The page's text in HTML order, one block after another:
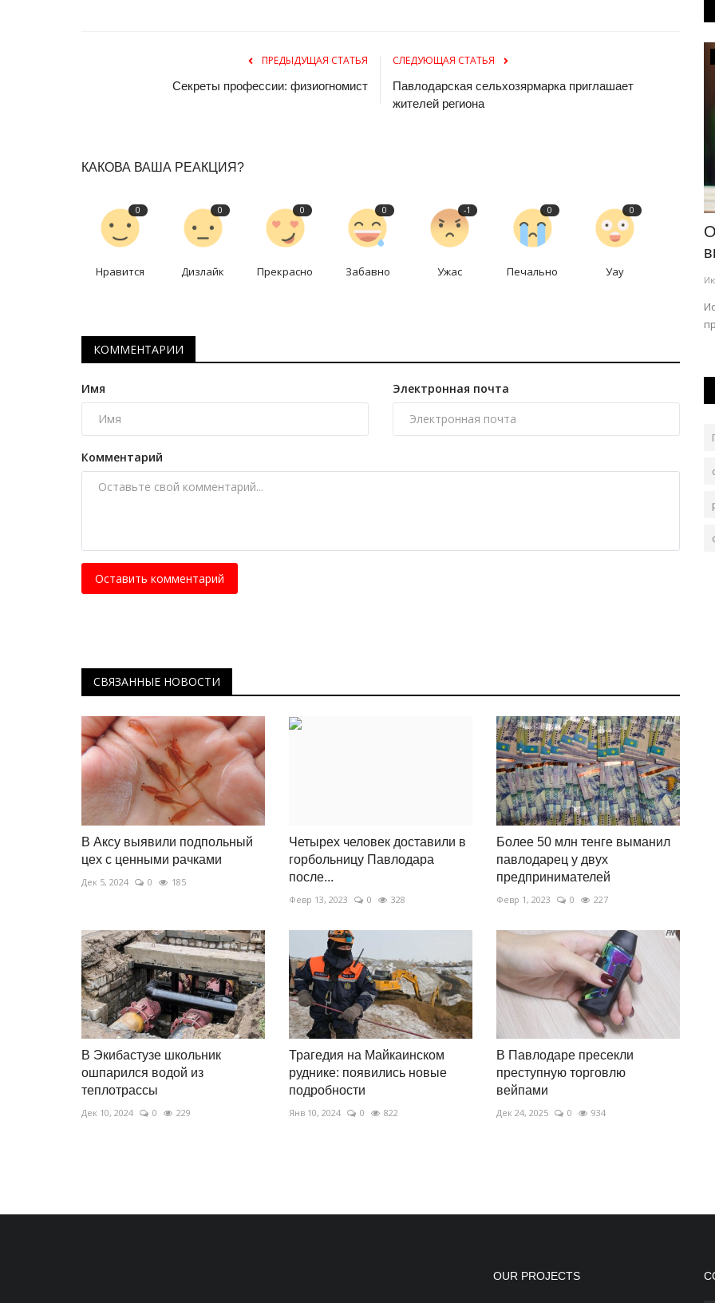
ПРЕДЫДУЩАЯ СТАТЬЯ
Секреты профессии: физиогномист
СЛЕДУЮЩАЯ СТАТЬЯ
Павлодарская сельхозярмарка приглашает
жителей региона
КАКОВА ВАША РЕАКЦИЯ?
0
Нравится
0
Дизлайк
0
Прекрасно
0
Забавно
-1
Ужас
0
Печально
0
Уау
КОММЕНТАРИИ
Имя Электронная почта
Комментарий
Оставить комментарий
СВЯЗАННЫЕ НОВОСТИ
В Аксу выявили подпольный
цех с ценными рачками
Дек 5, 2024 0 185
Четырех человек доставили в
горбольницу Павлодара
после...
Февр 13, 2023 0 328
Более 50 млн тенге выманил
павлодарец у двух
предпринимателей
Февр 1, 2023 0 227
В Экибастузе школьник
ошпарился водой из
теплотрассы
Дек 10, 2024 0 229
Трагедия на Майкаинском
руднике: появились новые
подробности
Янв 10, 2024 0 822
В Павлодаре пресекли
преступную торговлю
вейпами
Дек 24, 2025 0 934
Павлодарская спортсменка стала
лучшей в стране по биатлону
Март 4, 2026
Общество
Выборы в Курултай: о чём говорят
кандидаты с жителями
Павлодарской...
OUR PROJECTS